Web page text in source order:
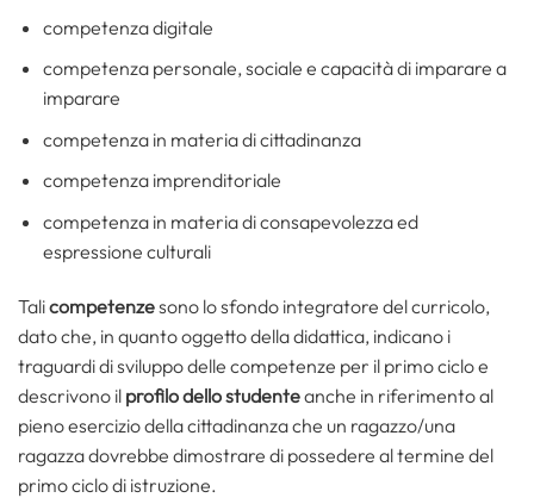
competenza digitale
competenza personale, sociale e capacità di imparare a
imparare
competenza in materia di cittadinanza
competenza imprenditoriale
competenza in materia di consapevolezza ed
espressione culturali
Talicompetenzesono lo sfondo integratore del curricolo,
dato che, in quanto oggetto della didattica, indicano i
traguardi di sviluppo delle competenze per il primo ciclo e
descrivono il profilo dello studenteanche in riferimento al
pieno esercizio della cittadinanza che un ragazzo/una
ragazza dovrebbe dimostrare di possedere al termine del
primo ciclo di istruzione.